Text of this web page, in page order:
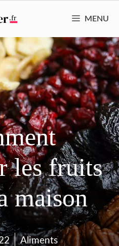
MENU
les fruits
maison
Aliments